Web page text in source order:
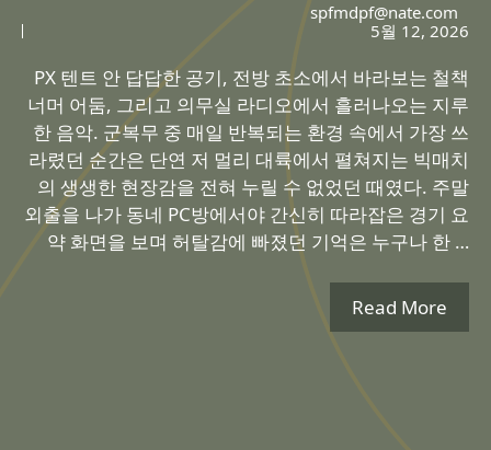
spfmdpf@nate.com
5월 12, 2026
PX 텐트 안 답답한 공기, 전방 초소에서 바라보는 철책
너머 어둠, 그리고 의무실 라디오에서 흘러나오는 지루
한 음악. 군복무 중 매일 반복되는 환경 속에서 가장 쓰
라렸던 순간은 단연 저 멀리 대륙에서 펼쳐지는 빅매치
의 생생한 현장감을 전혀 누릴 수 없었던 때였다. 주말
외출을 나가 동네 PC방에서야 간신히 따라잡은 경기 요
약 화면을 보며 허탈감에 빠졌던 기억은 누구나 한 …
Read More